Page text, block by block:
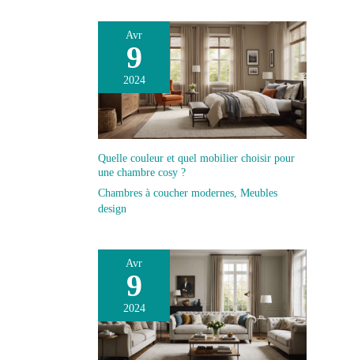
Avr
9
2024
Quelle couleur et quel mobilier choisir pour
une chambre cosy ?
Chambres à coucher modernes Meubles
design
Avr
9
2024